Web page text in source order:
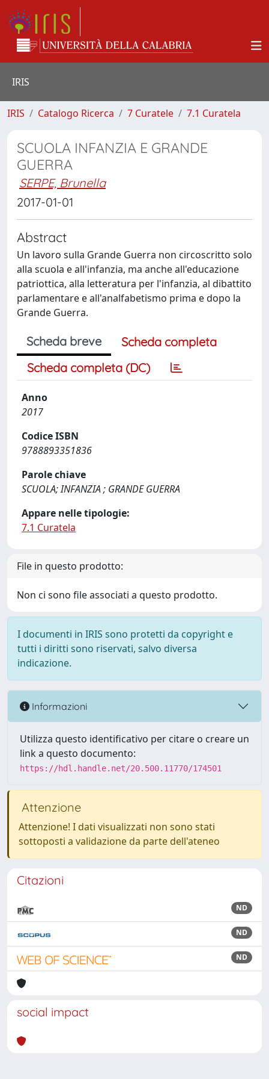
IRIS
IRIS Catalogo Ricerca 7 Curatele 7.1 Curatela
SCUOLA INFANZIA E GRANDE
GUERRA
SERPE, Brunella
2017-01-01
Abstract
Un lavoro sulla Grande Guerra non circoscritto solo
alla scuola e all'infanzia, ma anche all'educazione
patriottica, alla letteratura per l'infanzia, al dibattito
parlamentare e all'analfabetismo prima e dopo la
Grande Guerra.
Scheda breve
Scheda completa
Scheda completa (DC)
Anno
2017
Codice ISBN
9788893351836
Parole chiave
SCUOLA; INFANZIA ; GRANDE GUERRA
Appare nelle tipologie:
7.1 Curatela
File in questo prodotto:
Non ci sono file associati a questo prodotto.
I documenti in IRIS sono protetti da copyright e
tutti i diritti sono riservati, salvo diversa
indicazione.
Informazioni
Utilizza questo identificativo per citare o creare un
link a questo documento:
https://hdl.handle.net/20.500.11770/174501
Attenzione
Attenzione! I dati visualizzati non sono stati
sottoposti a validazione da parte dell'ateneo
Citazioni
ND
ND
ND
social impact